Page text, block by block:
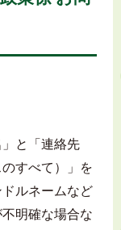
と「連絡先
すべて）」を
ルネームなど
明確な場合な